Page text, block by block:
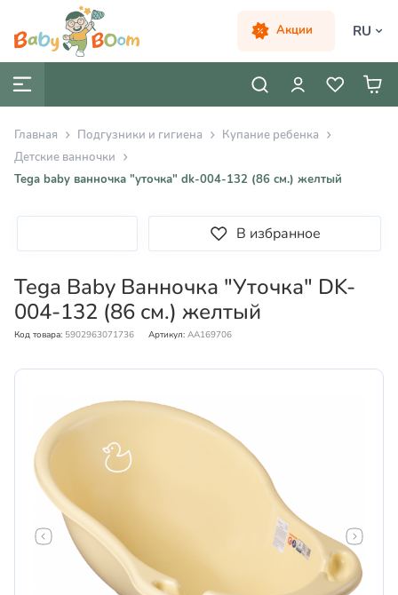
Акции RU
Главная Подгузники и гигиена
Купание ребенка
Детские ванночки
Tega baby ванночка "уточка" dk-004-132 (86 см.) желтый
В избранное
Tega Baby Ванночка "Уточка" DK-
004-132 (86 см.) желтый
Код товара: 5902963071736 Артикул: AA169706